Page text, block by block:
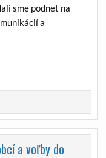
sme podnet na
a
a voľby do